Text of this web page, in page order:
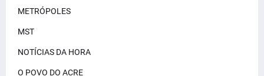
METRÓPOLES
MST
NOTÍCIAS DA HORA
O POVO DO ACRE